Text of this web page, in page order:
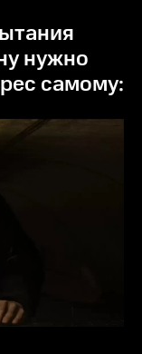
нужно
самому: